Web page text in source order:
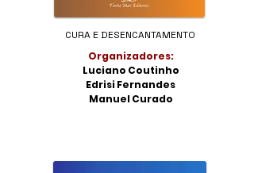
CURA E DESENCANTAMENTO
Organizadores:
Luciano Coutinho
Edrisi Fernandes
Manuel Curado